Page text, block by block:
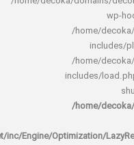
/
/
/
rocket/inc/Engine/